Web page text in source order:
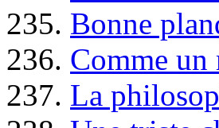
235. Bonne
236. Comme un
237. La